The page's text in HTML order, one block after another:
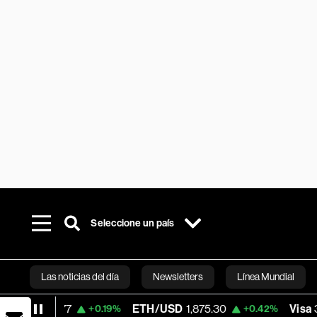
Seleccione un país
Las noticias del día Newsletters Línea Mundial
Bloomberg
ETH/USD 1,875.30 +0.42% Visa 365.67 -